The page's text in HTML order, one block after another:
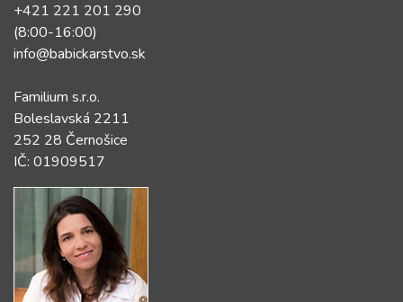
+421 221 201 290
(8:00-16:00)
info@babickarstvo.sk
Familium s.r.o.
Boleslavská 2211
252 28 Černošice
IČ: 01909517